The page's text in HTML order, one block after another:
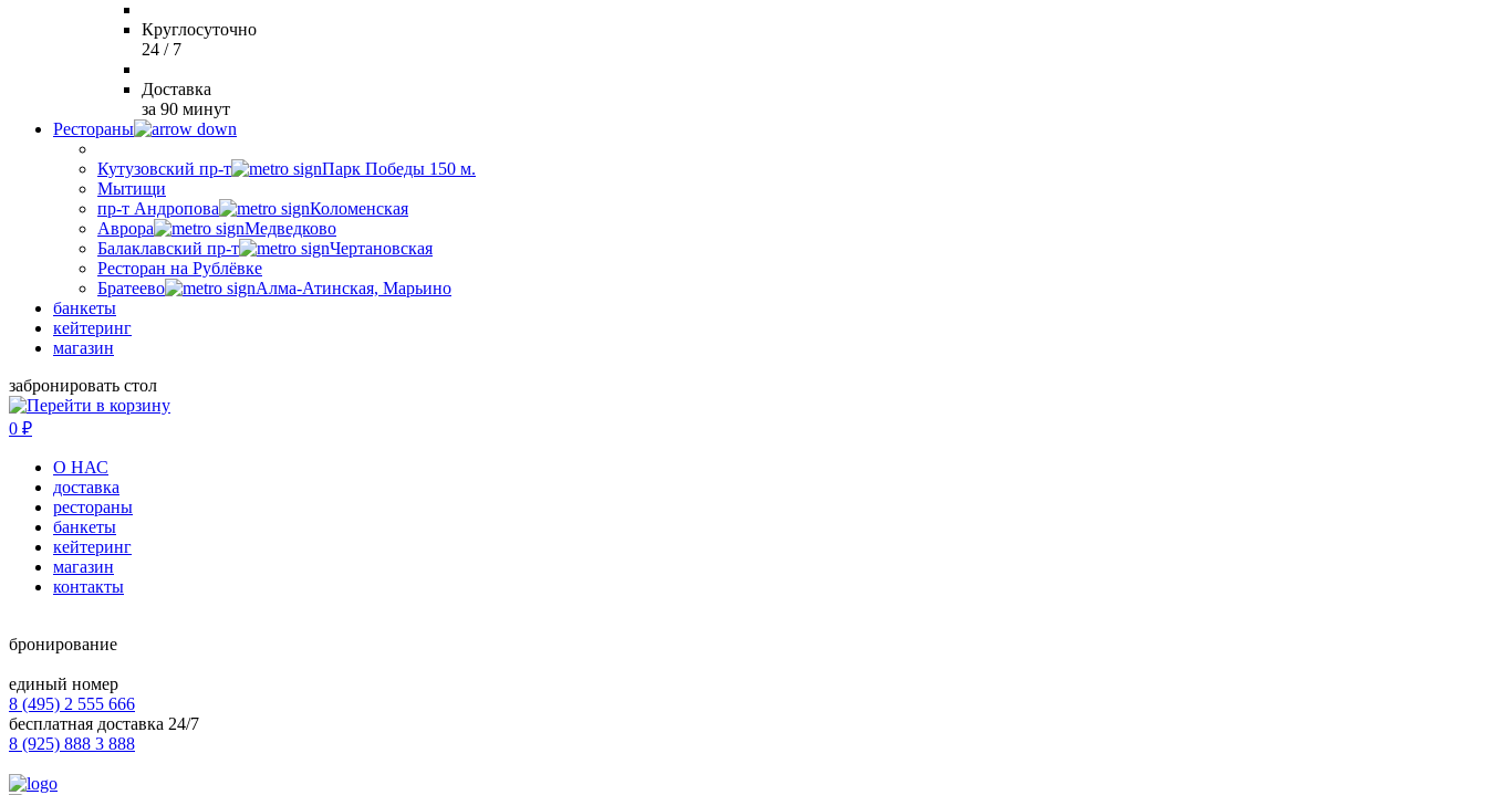
Круглосуточно
24 / 7
Доставка
за 90 минут
Рестораны
Кутузовский пр-т
Парк Победы 150 м.
Мытищи
пр-т Андропова
Коломенская
Аврора
Медведково
Балаклавский пр-т
Чертановская
Ресторан на Рублёвке
Братеево
Алма-Атинская, Марьино
банкеты
кейтеринг
магазин
забронировать стол
0 ₽
О НАС
доставка
рестораны
банкеты
кейтеринг
магазин
контакты
бронирование
единый номер
8 (495) 2 555 666
бесплатная доставка 24/7
8 (925) 888 3 888